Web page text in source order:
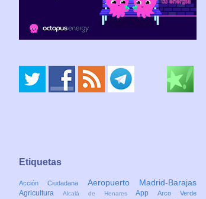
Etiquetas
Acción Ciudadana Aeropuerto Madrid-Barajas
Agricultura Alcalá de HenaresAppArco Verde